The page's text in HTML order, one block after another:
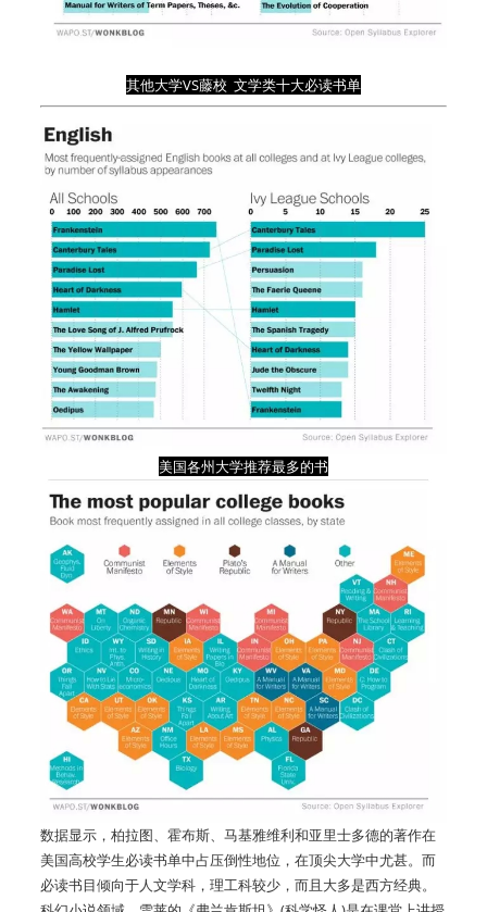
其他大学VS藤校 文学类十大必读书单
美国各州大学推荐最多的书
数据显示，柏拉图、霍布斯、马基雅维利和亚里士多德的著作在
美国高校学生必读书单中占压倒性地位，在顶尖大学中尤甚。而
必读书目倾向于人文学科，理工科较少，而且大多是西方经典。